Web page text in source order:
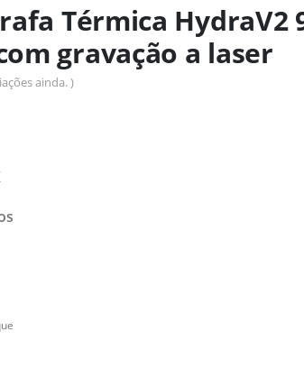
Térmica HydraV2
gravação a laser
ainda. )